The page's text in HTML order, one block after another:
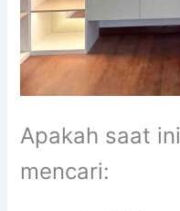
Apakah saat
mencari: